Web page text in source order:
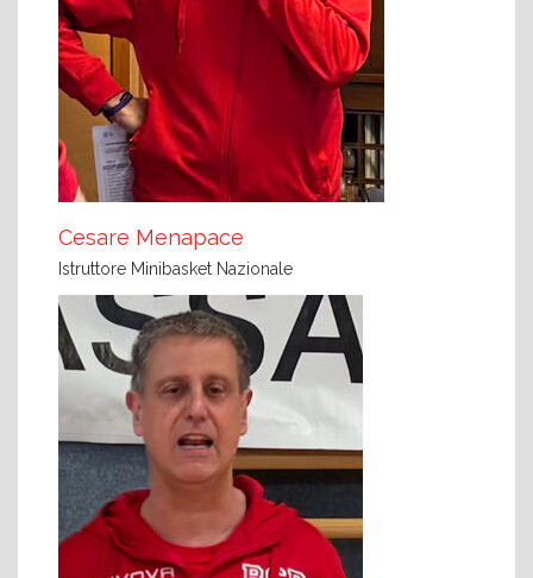
Cesare Menapace
Istruttore Minibasket Nazionale